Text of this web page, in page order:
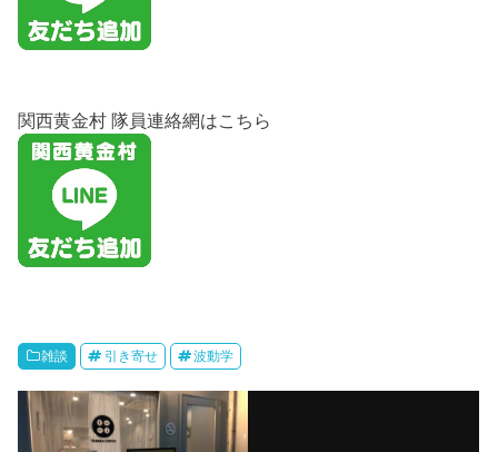
関西黄金村 隊員連絡網はこちら
雑談 引き寄せ 波動学